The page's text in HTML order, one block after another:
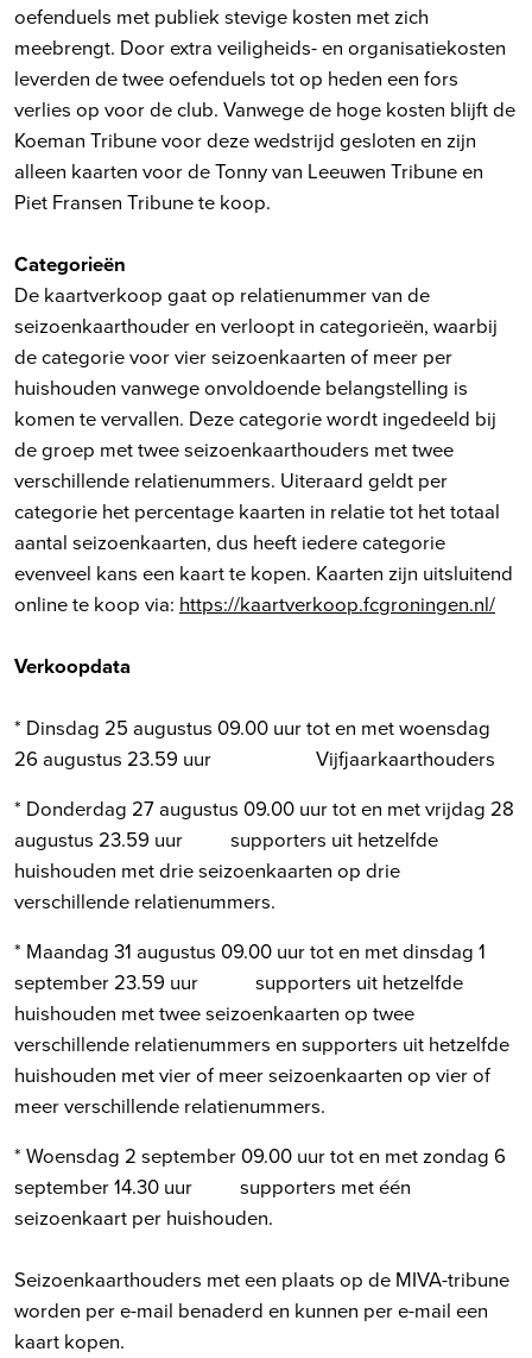
oefenduels met publiek stevige kosten met zich
meebrengt. Door extra veiligheids- en organisatiekosten
leverden de twee oefenduels tot op heden een fors
verlies op voor de club. Vanwege de hoge kosten blijft de
Koeman Tribune voor deze wedstrijd gesloten en zijn
alleen kaarten voor de Tonny van Leeuwen Tribune en
Piet Fransen Tribune te koop.
Categorieën
De kaartverkoop gaat op relatienummer van de
seizoenkaarthouder en verloopt in categorieën, waarbij
de categorie voor vier seizoenkaarten of meer per
huishouden vanwege onvoldoende belangstelling is
komen te vervallen. Deze categorie wordt ingedeeld bij
de groep met twee seizoenkaarthouders met twee
verschillende relatienummers. Uiteraard geldt per
categorie het percentage kaarten in relatie tot het totaal
aantal seizoenkaarten, dus heeft iedere categorie
evenveel kans een kaart te kopen. Kaarten zijn uitsluitend
online te koop via: https://kaartverkoop.fcgroningen.nl/
Verkoopdata
* Dinsdag 25 augustus 09.00 uur tot en met woensdag
26 augustus 23.59 uur Vijfjaarkaarthouders
* Donderdag 27 augustus 09.00 uur tot en met vrijdag 28
augustus 23.59 uur supporters uit hetzelfde
huishouden met drie seizoenkaarten op drie
verschillende relatienummers.
* Maandag 31 augustus 09.00 uur tot en met dinsdag 1
september 23.59 uur supporters uit hetzelfde
huishouden met twee seizoenkaarten op twee
verschillende relatienummers en supporters uit hetzelfde
huishouden met vier of meer seizoenkaarten op vier of
meer verschillende relatienummers.
* Woensdag 2 september 09.00 uur tot en met zondag 6
september 14.30 uur supporters met één
seizoenkaart per huishouden.
Seizoenkaarthouders met een plaats op de MIVA-tribune
worden per e-mail benaderd en kunnen per e-mail een
kaart kopen.